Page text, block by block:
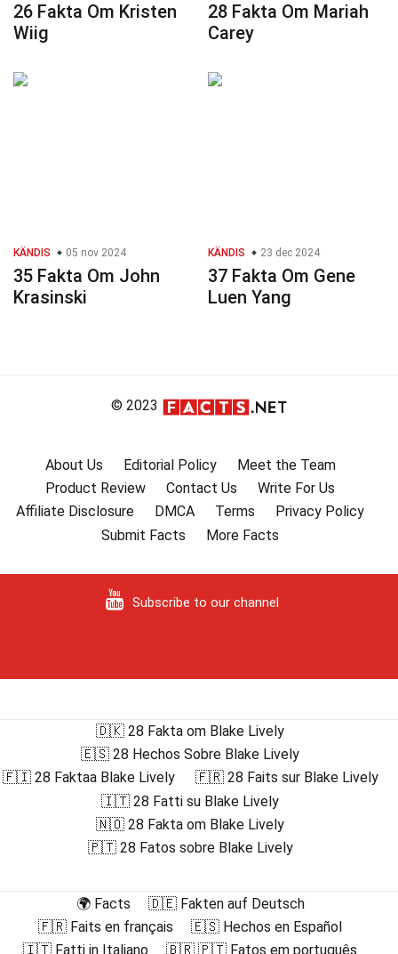
26 Fakta Om Kristen
Wiig
28 Fakta Om Mariah
Carey
KÄNDIS 05 nov 2024
35 Fakta Om John
Krasinski
KÄNDIS 23 dec 2024
37 Fakta Om Gene
Luen Yang
© 2023
About Us Editorial Policy
Meet the Team
Product Review
Contact Us
Write For Us
Affiliate Disclosure
DMCA Terms
Privacy Policy
Submit Facts
More Facts
Subscribe to our channel
🇩🇰 28 Fakta om Blake Lively
🇪🇸 28 Hechos Sobre Blake Lively
🇫🇮 28 Faktaa Blake Lively
🇫🇷 28 Faits sur Blake Lively
🇮🇹 28 Fatti su Blake Lively
🇳🇴 28 Fakta om Blake Lively
🇵🇹 28 Fatos sobre Blake Lively
🌍 Facts
🇩🇪 Fakten auf Deutsch
🇫🇷 Faits en français
🇪🇸 Hechos en Español
🇮🇹 Fatti in Italiano
🇧🇷 🇵🇹 Fatos em português